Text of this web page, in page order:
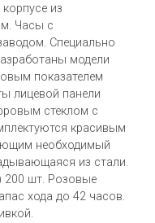
из
Часы с
Специально
модели
показателем
лицевой панели
стеклом с
красивым
необходимый
из стали.
200 шт. Розовые
хода до 42 часов.